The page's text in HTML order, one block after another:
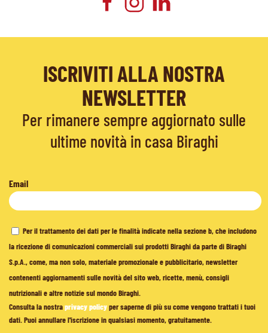
ISCRIVITI ALLA NOSTRA
NEWSLETTER
Per rimanere sempre aggiornato sulle
ultime novità in casa Biraghi
Email
Per il trattamento dei dati per le finalità indicate nella sezione b, che includono
la ricezione di comunicazioni commerciali sui prodotti Biraghi da parte di Biraghi
S.p.A., come, ma non solo, materiale promozionale e pubblicitario, newsletter
contenenti aggiornamenti sulle novità del sito web, ricette, menù, consigli
nutrizionali e altre notizie sul mondo Biraghi.
Consulta la nostraprivacy policyper saperne di più su come vengono trattati i tuoi
dati. Puoi annullare l'iscrizione in qualsiasi momento, gratuitamente.